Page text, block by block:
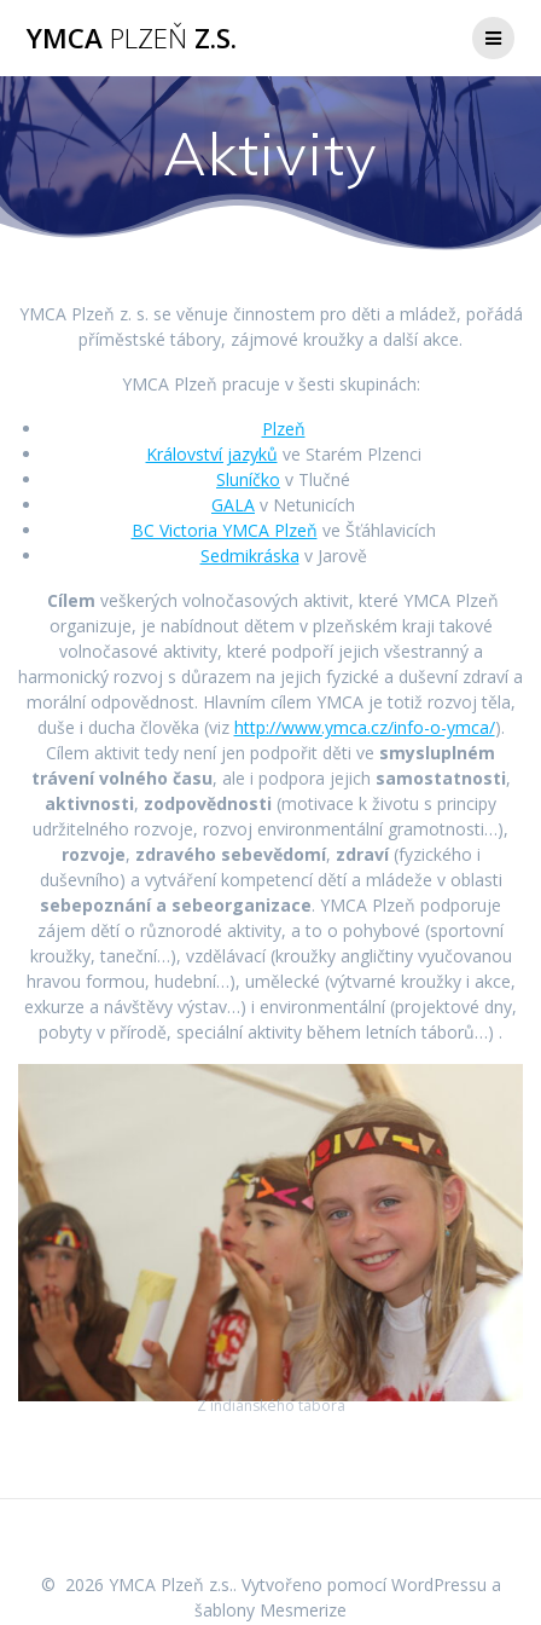
YMCA PLZEŇ Z.S.
Aktivity
YMCA Plzeň z. s. se věnuje činnostem pro děti a mládež, pořádá
příměstské tábory, zájmové kroužky a další akce.
YMCA Plzeň pracuje v šesti skupinách:
Plzeň
Království jazyků ve Starém Plzenci
Sluníčko v Tlučné
GALA v Netunicích
BC Victoria YMCA Plzeň ve Šťáhlavicích
Sedmikráska v Jarově
Cílem veškerých volnočasových aktivit, které YMCA Plzeň
organizuje, je nabídnout dětem v plzeňském kraji takové
volnočasové aktivity, které podpoří jejich všestranný a
harmonický rozvoj s důrazem na jejich fyzické a duševní zdraví a
morální odpovědnost. Hlavním cílem YMCA je totiž rozvoj těla,
duše i ducha člověka (viz http://www.ymca.cz/info-o-ymca/).
Cílem aktivit tedy není jen podpořit děti ve smysluplném
trávení volného času, ale i podpora jejich samostatnosti,
aktivnosti, zodpovědnosti (motivace k životu s principy
udržitelného rozvoje, rozvoj environmentální gramotnosti…),
rozvoje, zdravého sebevědomí, zdraví(fyzického i
duševního) a vytváření kompetencí dětí a mládeže v oblasti
sebepoznání a sebeorganizace. YMCA Plzeň podporuje
zájem dětí o různorodé aktivity, a to o pohybové (sportovní
kroužky, taneční…), vzdělávací (kroužky angličtiny vyučovanou
hravou formou, hudební…), umělecké (výtvarné kroužky i akce,
exkurze a návštěvy výstav…) i environmentální (projektové dny,
pobyty v přírodě, speciální aktivity během letních táborů…) .
Z indiánského tábora
© 2026 YMCA Plzeň z.s.. Vytvořeno pomocí WordPressu a
šablony Mesmerize